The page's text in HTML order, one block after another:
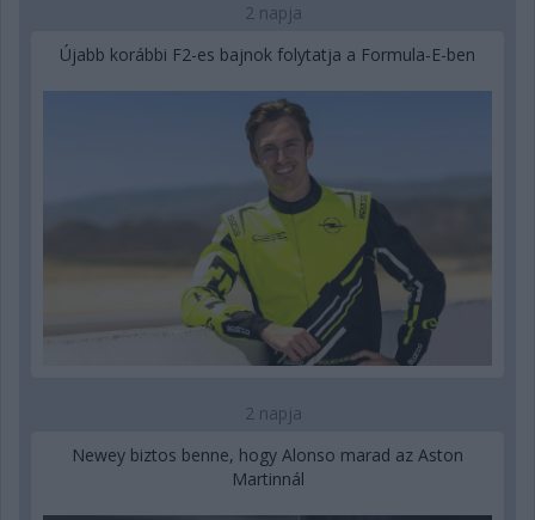
2 napja
Újabb korábbi F2-es bajnok folytatja a Formula-E-ben
2 napja
Newey biztos benne, hogy Alonso marad az Aston
Martinnál